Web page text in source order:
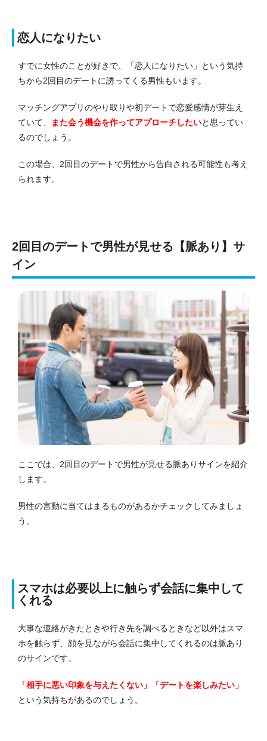
恋人になりたい
すでに女性のことが好きで、「恋人になりたい」という気持
ちから2回目のデートに誘ってくる男性もいます。
マッチングアプリのやり取りや初デートで恋愛感情が芽生え
ていて、
また会う機会を作ってアプローチしたいと思ってい
るのでしょう。
この場合、2回目のデートで男性から告白される可能性も考え
られます。
2回目のデートで男性が見せる【脈あり】サ
イン
ここでは、2回目のデートで男性が見せる脈ありサインを紹介
します。
男性の言動に当てはまるものがあるかチェックしてみましょ
う。
スマホは必要以上に触らず会話に集中して
くれる
大事な連絡がきたときや行き先を調べるときなど以外はスマ
ホを触らず、顔を見ながら会話に集中してくれるのは脈あり
のサインです。
「相手に悪い印象を与えたくない」「デートを楽しみたい」
という気持ちがあるのでしょう。